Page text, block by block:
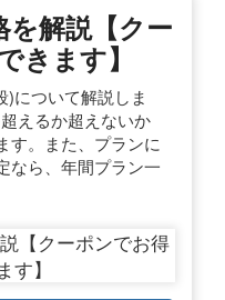
を解説【クー
きます】
)について解説しま
えるか超えないか
す。また、プランに
なら、年間プラン一